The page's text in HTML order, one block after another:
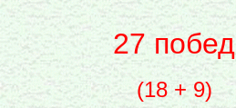
27 побед
(18 + 9)